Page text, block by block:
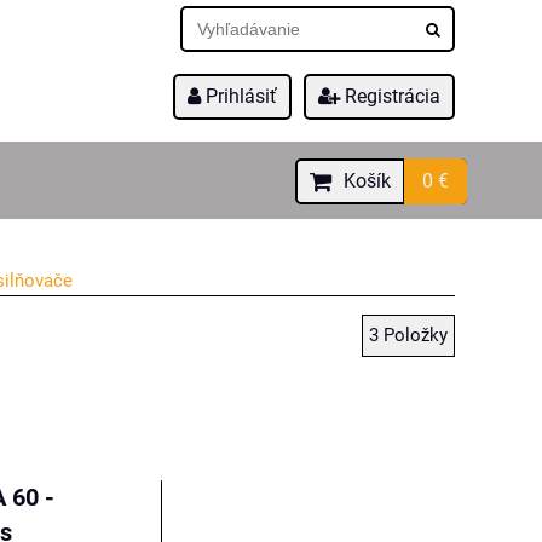
Prihlásiť Registrácia
Košík 0 €
3 Položky
60 -